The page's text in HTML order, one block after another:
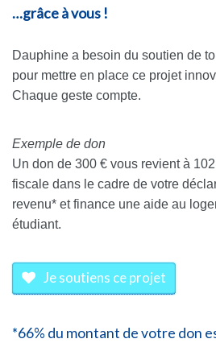
…grâce à vous !
Dauphine a besoin du soutien de
pour mettre en place ce projet
Chaque geste compte.
Exemple de don
Un don de 300 € vous revient à
fiscale dans le cadre de votre
revenu* et finance une aide au
étudiant.
Je soutiens ce projet
*66% du montant de votre don